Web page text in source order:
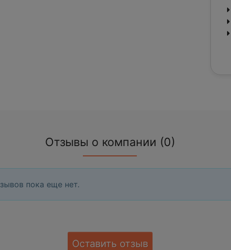
Отзывы о компании (0)
пока еще нет.
Оставить отзыв